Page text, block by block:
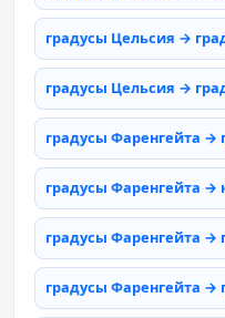
градусы Цельсия →
градусы Цельсия →
градусы Фаренгейта →
градусы Фаренгейта →
градусы Фаренгейта →
градусы Фаренгейта →